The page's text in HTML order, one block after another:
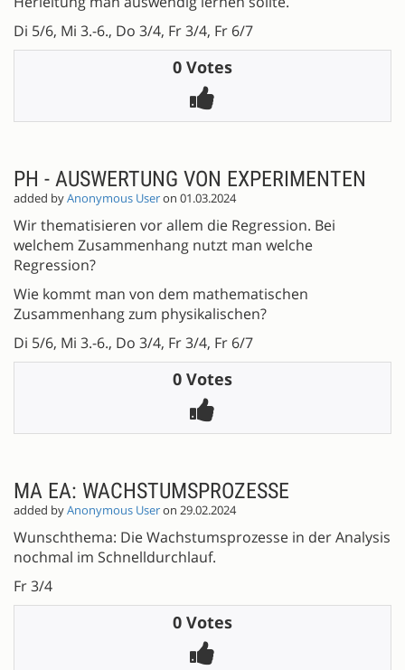
Di 5/6, Mi 3.-6., Do 3/4, Fr 3/4, Fr 6/7
0 Votes
PH - AUSWERTUNG VON EXPERIMENTEN
added byAnonymous Useron 01.03.2024
Wir thematisieren vor allem die Regression. Bei
welchem Zusammenhang nutzt man welche
Regression?
Wie kommt man von dem mathematischen
Zusammenhang zum physikalischen?
Di 5/6, Mi 3.-6., Do 3/4, Fr 3/4, Fr 6/7
0 Votes
MA EA: WACHSTUMSPROZESSE
added byAnonymous Useron 29.02.2024
Wunschthema: Die Wachstumsprozesse in der Analysis
nochmal im Schnelldurchlauf.
Fr 3/4
0 Votes